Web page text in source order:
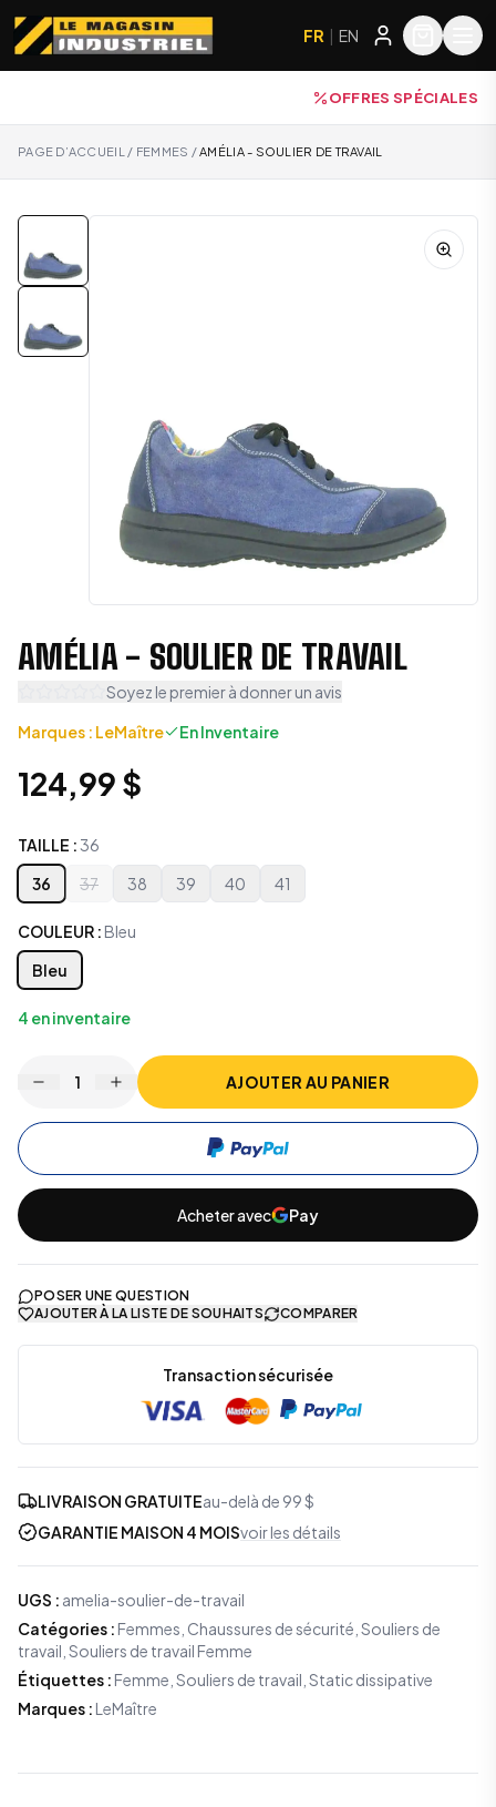
FR | EN
OFFRES SPÉCIALES
PAGE D’ACCUEIL / FEMMES /AMÉLIA - SOULIER DE TRAVAIL
AMÉLIA - SOULIER DE TRAVAIL
Soyez le premier à donner un avis
Marques : LeMaître En Inventaire
124,99 $
TAILLE :36
36
37 38 39 40 41
COULEUR : Bleu
Bleu
4 en inventaire
1 AJOUTER AU PANIER
Acheter avec Pay
POSER UNE QUESTION
AJOUTER À LA LISTE DE SOUHAITS
COMPARER
Transaction sécurisée
LIVRAISON GRATUITEau-delà de 99 $
GARANTIE MAISON 4 MOISvoir les détails
UGS : amelia-soulier-de-travail
Catégories : Femmes Chaussures de sécurité Souliers de
travail Souliers de travail Femme
Étiquettes : Femme, Souliers de travail, Static dissipative
Marques : LeMaître